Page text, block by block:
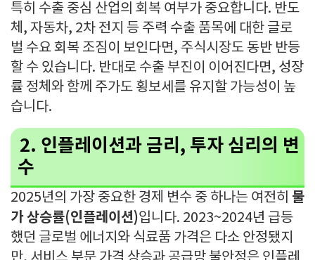
특히 수출 중심 산업의 회복 여부가 중요합니다. 반도
체, 자동차, 2차 전지 등 주력 수출 품목에 대한 글로
벌 수요 회복 조짐이 보인다면, 주식시장도 동반 반등
할 수 있습니다. 반대로 수출 부진이 이어진다면, 성장
률 정체와 함께 주가도 횡보세를 유지할 가능성이 높
습니다.
2. 인플레이션과 금리, 투자 심리의 변
수
2025년의 가장 중요한 경제 변수 중 하나는 여전히 물
가 상승률(인플레이션)입니다. 2023~2024년 급등
했던 글로벌 에너지와 식료품 가격은 다소 안정됐지